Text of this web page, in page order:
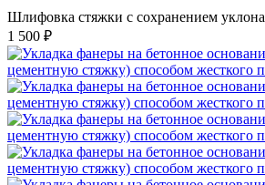
Шлифовка стяжки с сохранением уклона
1 500 ₽